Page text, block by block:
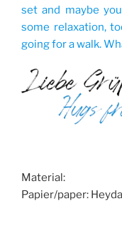
set and maybe
some relaxation,
going for a walk.
Material:
Papier/paper: